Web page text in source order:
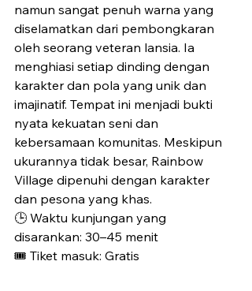
namun sangat penuh warna yang
diselamatkan dari pembongkaran
oleh seorang veteran lansia. Ia
menghiasi setiap dinding dengan
karakter dan pola yang unik dan
imajinatif. Tempat ini menjadi bukti
nyata kekuatan seni dan
kebersamaan komunitas. Meskipun
ukurannya tidak besar, Rainbow
Village dipenuhi dengan karakter
dan pesona yang khas.
🕒 Waktu kunjungan yang
disarankan: 30–45 menit
🎟️ Tiket masuk: Gratis